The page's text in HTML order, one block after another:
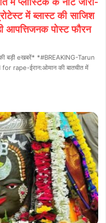
में ब्लास्ट की साजिश
आपत्तिजनक पोस्ट फौरन
बड़ी eखबरें* *#BREAKING-Tarun
rape-ईरान:ओमान की बातचीत में